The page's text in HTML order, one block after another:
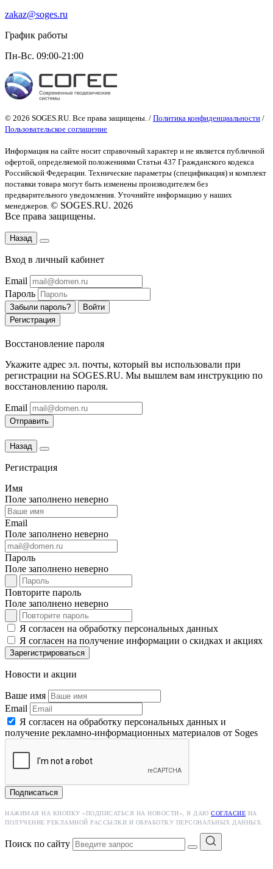
zakaz@soges.ru
График работы
Пн-Вс. 09:00-21:00
© 2026 SOGES.RU. Все права защищены. / Политика конфиденциальности /
Пользовательское соглашение
Информация на сайте носит справочный характер и не является публичной
офертой, определяемой положениями Статьи 437 Гражданского кодекса
Российской Федерации. Технические параметры (спецификация) и комплект
поставки товара могут быть изменены производителем без
предварительного уведомления. Уточняйте информацию у наших
менеджеров. © SOGES.RU. 2026
Все права защищены.
Назад
Вход в личный кабинет
Email
Пароль
Забыли пароль?
Войти
Регистрация
Восстановление пароля
Укажите адрес эл. почты, который вы использовали при
регистрации на SOGES.RU. Мы вышлем вам инструкцию по
восстановлению пароля.
Email
Отправить
Назад
Регистрация
Имя
Поле заполнено неверно
Email
Поле заполнено неверно
Пароль
Поле заполнено неверно
Повторите пароль
Поле заполнено неверно
Я согласен на обработку персональных данных
Я согласен на получение информации о скидках и акциях
Зарегистрироваться
Новости и акции
Ваше имя
Email
Я согласен на обработку персональных данных и
получение рекламно-информационных материалов от Soges
Подписаться
НАЖИМАЯ НА КНОПКУ «ПОДПИСАТЬСЯ НА НОВОСТИ», Я ДАЮ СОГЛАСИЕ НА
ПОЛУЧЕНИЕ РЕКЛАМНОЙ РАССЫЛКИ И ОБРАБОТКУ ПЕРСОНАЛЬНЫХ ДАННЫХ.
Поиск по сайту